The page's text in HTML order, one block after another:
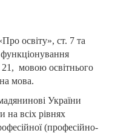
освіту», ст. 7 та
21, мовою освітнього
мова.
України
на всіх рівнях
(професійно-